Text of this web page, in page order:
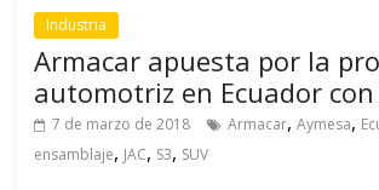
Industria
Armacar apuesta por la
automotriz en Ecuador con
7 de marzo de 2018 Armacar,Aymesa,
ensamblaje, JAC, S3, SUV